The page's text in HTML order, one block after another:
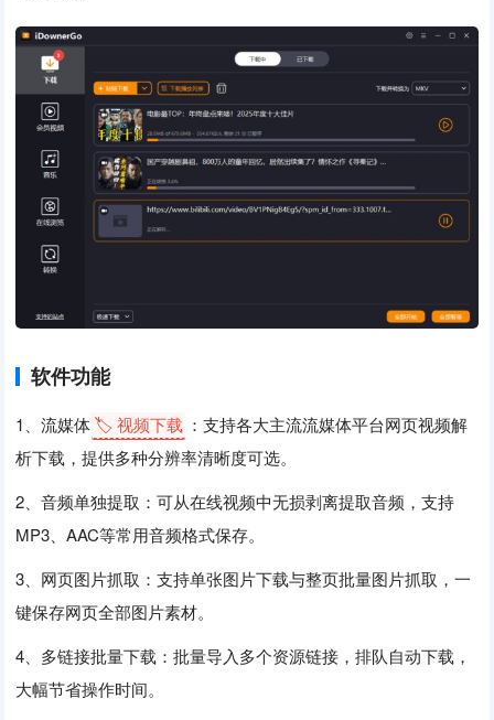
软件功能
1、流媒体🏷️ 视频下载 ：支持各大主流流媒体平台网页视频解
析下载，提供多种分辨率清晰度可选。
2、音频单独提取：可从在线视频中无损剥离提取音频，支持
MP3、AAC等常用音频格式保存。
3、网页图片抓取：支持单张图片下载与整页批量图片抓取，一
键保存网页全部图片素材。
4、多链接批量下载：批量导入多个资源链接，排队自动下载，
大幅节省操作时间。